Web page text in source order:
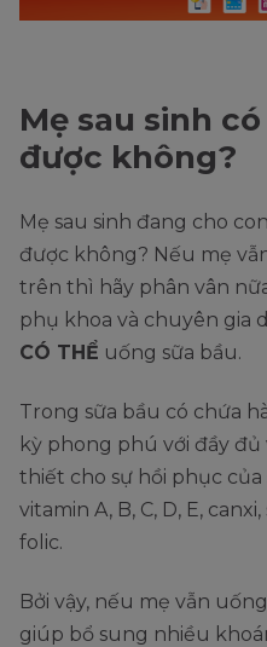
Mẹ sau sinh
được không?
Mẹ sau sinh đang cho
được không? Nếu mẹ
trên thì hãy phân vân
phụ khoa và chuyên gia
CÓ THỂ uống sữa bầu.
Trong sữa bầu có chứa
kỳ phong phú với đầy
thiết cho sự hồi phục của
vitamin A, B, C, D, E,
folic.
Bởi vậy, nếu mẹ vẫn
giúp bổ sung nhiều